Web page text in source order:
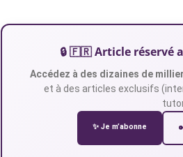
🔒 🇫🇷 Article réservé
Accédez à des dizaines de
et à des articles exclusifs
✨ Je m’abonne